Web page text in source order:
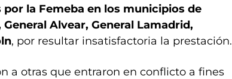
la Femeba en los municipios de
Alvear, General Lamadrid,
, por resultar insatisfactoria la prestación.
a otras que entraron en conflicto a fines